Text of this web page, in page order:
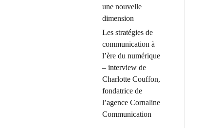
une nouvelle
dimension
Les stratégies de
communication à
l’ère du numérique
– interview de
Charlotte Couffon,
fondatrice de
l’agence Cornaline
Communication